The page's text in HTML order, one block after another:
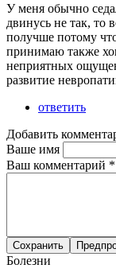
У меня обычно
двинусь не так, то
получше потому
принимаю также
неприятных
развитие
ответить
Добавить
Ваше имя
Ваш комментарий *
Болезни